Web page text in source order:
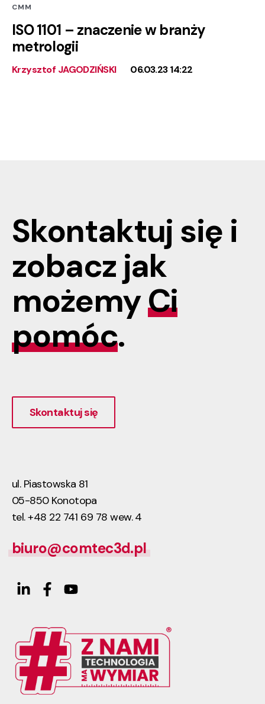
CMM
ISO 1101 – znaczenie w branży
metrologii
Krzysztof JAGODZIŃSKI 06.03.23 14:22
Skontaktuj się i
zobacz jak
możemyCi
pomóc.
Skontaktuj się
ul. Piastowska 81
05-850 Konotopa
tel. +48 22 741 69 78 wew. 4
biuro@comtec3d.pl